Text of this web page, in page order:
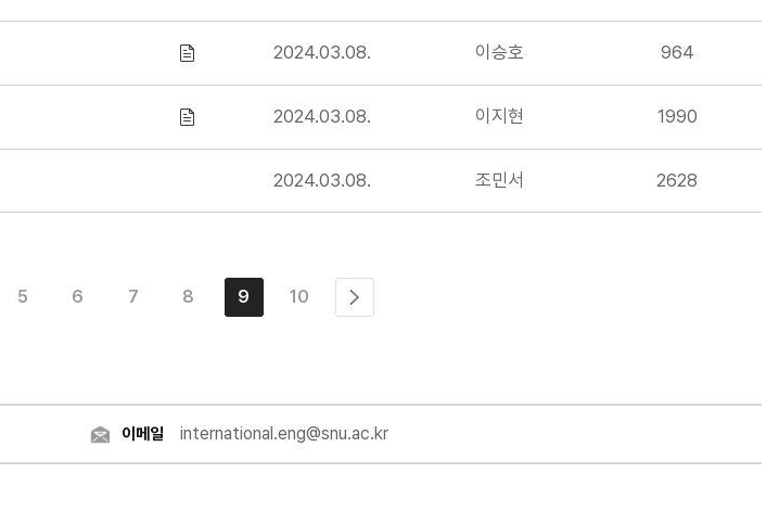
2024.03.08. 이승호 964
2024.03.08. 이지현 1990
2024.03.08. 조민서 2628
5 6 7 8 9 10
이메일 international.eng@snu.ac.kr